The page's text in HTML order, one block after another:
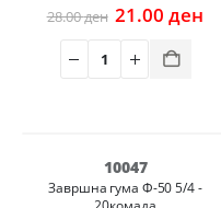
28.00ден Original
was:
28.00 ден.
21.00ден
10047
Завршна гума Ф-50 5/4 -